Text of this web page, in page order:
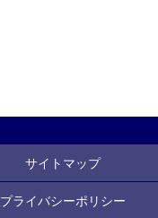
サイトマップ
プライバシーポリシー